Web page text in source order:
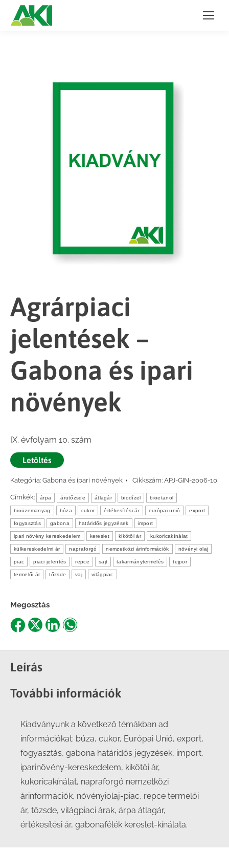
Agrárpiaci
jelentések –
Gabona és ipari
növények
IX. évfolyam 10. szám
Letöltés
Kategória: Gabona és ipari növények Cikkszám: APJ-GIN-2006-10
Címkék: árpa árutőzsde átlagár biodízel bioetanol
bioüzemanyag búza cukor értékesítési ár európai unió export
fogyasztás gabona határidős jegyzések import
ipari növény kereskedelem kereslet kikötői ár kukoricakínálat
külkereskedelmi ár napraforgó nemzetközi árinformációk növényi olaj
piac piaci jelentés repce sajt takarmánytermelés tejpor
termelői ár tőzsde vaj világpiac
Megosztás
Share
Facebook
Share
X
ShareShare
Leírás
További információk
Kiadványunk a következő témákban ad
információkat: búza, cukor, Európai Unió, export,
fogyasztás, gabona határidős jegyzések, import,
iparinövény-kereskedelem, kikötői ár,
kukoricakínálat, napraforgó nemzetközi
árinformációk, növényiolaj-piac, repce termelői
ár, tőzsde, világpiaci árak, árpa átlagár,
értékesítési ár, gabonafélék kereslet-kínálata.